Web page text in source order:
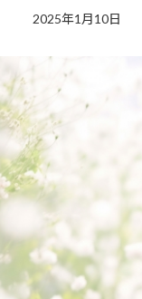
最
時
2025年1月10日